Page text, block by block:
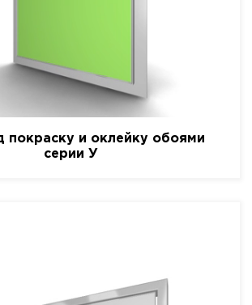
покраску и оклейку обоями
серии У